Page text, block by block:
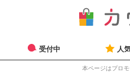
受付中 人
本ページはプロ